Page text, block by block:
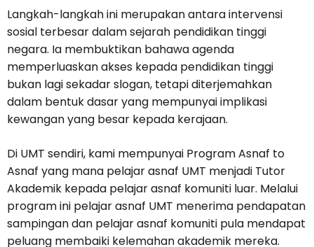
Langkah-langkah ini merupakan antara intervensi
sosial terbesar dalam sejarah pendidikan tinggi
negara. Ia membuktikan bahawa agenda
memperluaskan akses kepada pendidikan tinggi
bukan lagi sekadar slogan, tetapi diterjemahkan
dalam bentuk dasar yang mempunyai implikasi
kewangan yang besar kepada kerajaan.
Di UMT sendiri, kami mempunyai Program Asnaf to
Asnaf yang mana pelajar asnaf UMT menjadi Tutor
Akademik kepada pelajar asnaf komuniti luar. Melalui
program ini pelajar asnaf UMT menerima pendapatan
sampingan dan pelajar asnaf komuniti pula mendapat
peluang membaiki kelemahan akademik mereka.